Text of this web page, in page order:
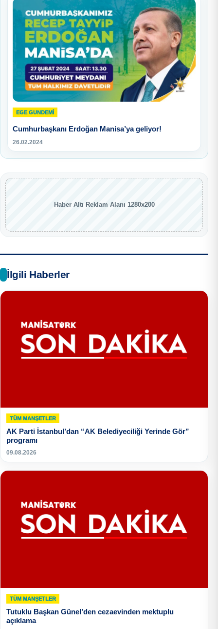
EGE GUNDEMİ
Cumhurbaşkanı Erdoğan Manisa’ya geliyor!
26.02.2024
Haber Altı Reklam Alanı 1280x200
İlgili Haberler
TÜM MANŞETLER
AK Parti İstanbul’dan “AK Belediyeciliği Yerinde Gör”
programı
09.08.2026
TÜM MANŞETLER
Tutuklu Başkan Günel’den cezaevinden mektuplu
açıklama